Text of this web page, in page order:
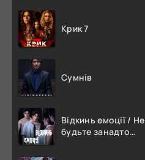
Крик 7
Сумнів
Відкинь емоції / Не
будьте занадто